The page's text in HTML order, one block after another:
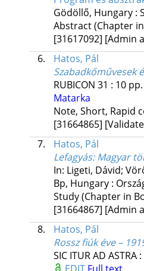
Gödöllő, Hungary :
Abstract (Chapter
[31617092] [Admin
6.
Hatos, Pál
Szabadkőművesek
RUBICON 31 : 10
Matarka
Note, Short, Rapid
[31664865]
7.
Hatos, Pál
Lefagyás: Magyar
In: Ligeti, Dávid;
Bp, Hungary :
Study (Chapter in
[31664867] [Admin
8.
Hatos, Pál
Rossz fiúk éve –
SIC ITUR AD ASTRA :